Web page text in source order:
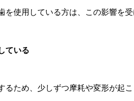
を使用している方は、 この影響を
ている
るため、少しずつ摩耗や変形が起こ